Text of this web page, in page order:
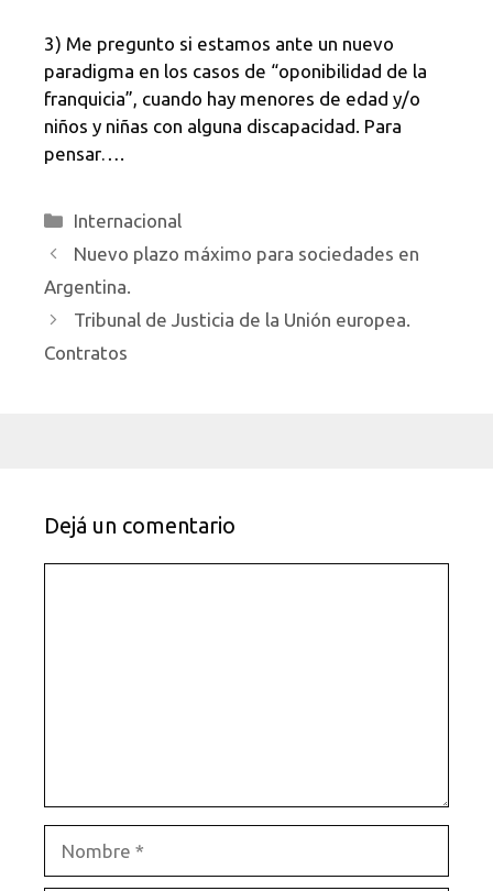
3) Me pregunto si estamos ante un nuevo
paradigma en los casos de “oponibilidad de la
franquicia”, cuando hay menores de edad y/o
niños y niñas con alguna discapacidad. Para
pensar….
Categorías
Internacional
Nuevo plazo máximo para sociedades en
Argentina.
Tribunal de Justicia de la Unión europea.
Contratos
Dejá un comentario